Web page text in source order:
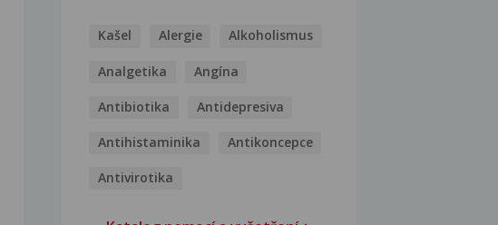
Kašel Alergie Alkoholismus
Analgetika Angína
Antibiotika Antidepresiva
Antihistaminika Antikoncepce
Antivirotika